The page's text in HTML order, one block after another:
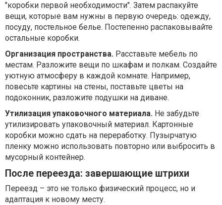
"коробки первой необходимости". Затем распакуйте
вещи, которые вам нужны в первую очередь: одежду,
посуду, постельное белье. Постепенно распаковывайте
остальные коробки.
Организация пространства. Расставьте мебель по
местам. Разложите вещи по шкафам и полкам. Создайте
уютную атмосферу в каждой комнате. Например,
повесьте картины на стены, поставьте цветы на
подоконник, разложите подушки на диване.
Утилизация упаковочного материала. Не забудьте
утилизировать упаковочный материал. Картонные
коробки можно сдать на переработку. Пузырчатую
пленку можно использовать повторно или выбросить в
мусорный контейнер.
После переезда: завершающие штрихи
Переезд – это не только физический процесс, но и
адаптация к новому месту.